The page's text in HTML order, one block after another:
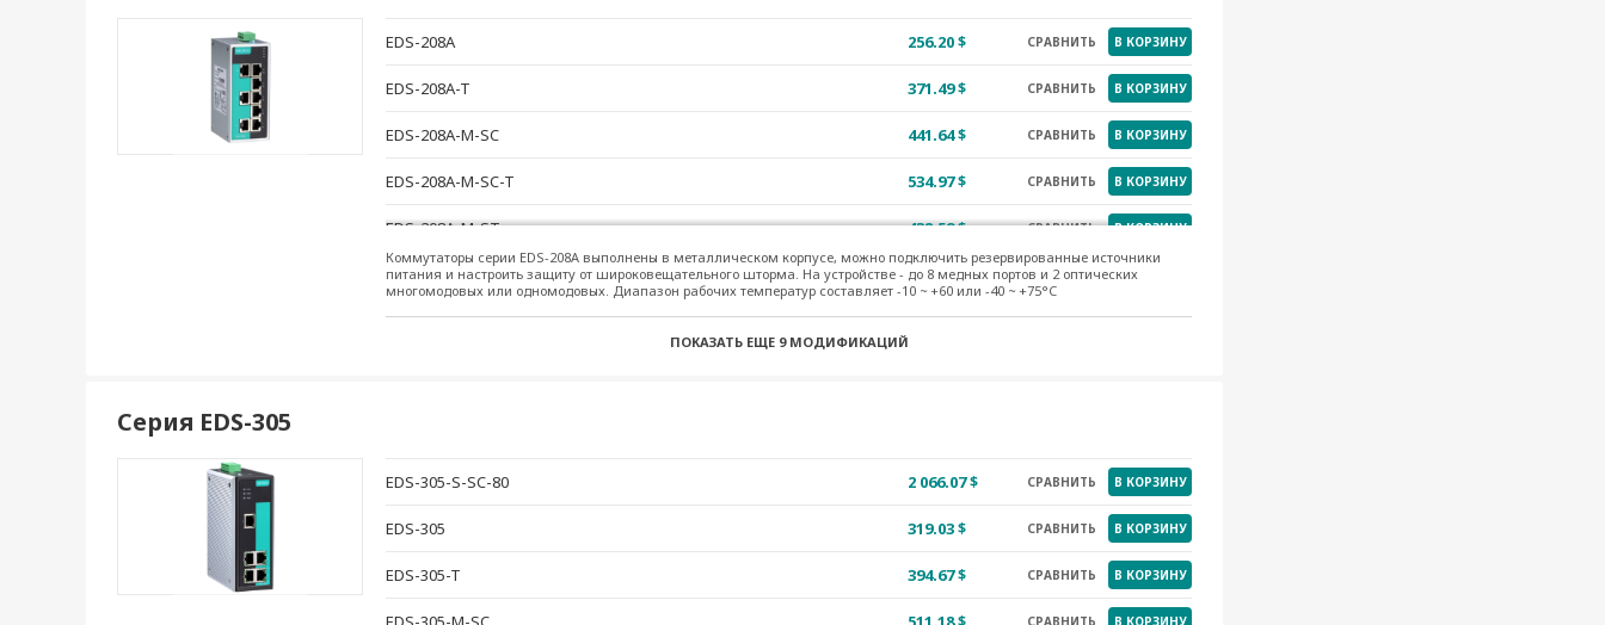
EDS-208A 256.20 $ СРАВНИТЬ В КОРЗИНУ
EDS-208A-T 371.49 $ СРАВНИТЬ В КОРЗИНУ
EDS-208A-M-SC 441.64 $ СРАВНИТЬ В КОРЗИНУ
EDS-208A-M-SC-T 534.97 $ СРАВНИТЬ В КОРЗИНУ
EDS-208A-M-ST 438.59 $ СРАВНИТЬ В КОРЗИНУ
EDS-208A-M-ST-T 534.97 $ СРАВНИТЬ В КОРЗИНУ
EDS-208A-MM-SC 591.09 $ СРАВНИТЬ В КОРЗИНУ
Коммутаторы серии EDS-208A выполнены в металлическом корпусе, можно подключить резервированные источники
питания и настроить защиту от широковещательного шторма. На устройстве - до 8 медных портов и 2 оптических
многомодовых или одномодовых. Диапазон рабочих температур составляет -10 ~ +60 или -40 ~ +75°C
ПОКАЗАТЬ ЕЩЕ9 МОДИФИКАЦИЙ
Серия EDS-305
EDS-305-S-SC-80 2 066.07 $ СРАВНИТЬ В КОРЗИНУ
EDS-305 319.03 $ СРАВНИТЬ В КОРЗИНУ
EDS-305-T 394.67 $ СРАВНИТЬ В КОРЗИНУ
СРАВНИТЬ В КОРЗИНУ